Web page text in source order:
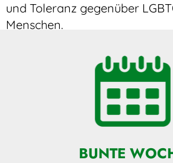
und Toleranz gegenüber
Menschen.
BUNTE